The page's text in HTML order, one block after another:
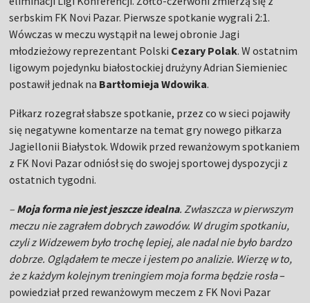
serbskim FK Novi Pazar. Pierwsze spotkanie wygrali 2:1.
Wówczas w meczu wystąpił na lewej obronie Jagi
młodzieżowy reprezentant Polski Cezary Polak. W ostatnim
ligowym pojedynku białostockiej drużyny Adrian Siemieniec
postawił jednak na Bartłomieja Wdowika.
Piłkarz rozegrał słabsze spotkanie, przez co w sieci pojawiły
się negatywne komentarze na temat gry nowego piłkarza
Jagiellonii Białystok. Wdowik przed rewanżowym spotkaniem
z FK Novi Pazar odniósł się do swojej sportowej dyspozycji z
ostatnich tygodni.
– Moja forma nie jest jeszcze idealna. Zwłaszcza w pierwszym
meczu nie zagrałem dobrych zawodów. W drugim spotkaniu,
czyli z Widzewem było trochę lepiej, ale nadal nie było bardzo
dobrze. Oglądałem te mecze i jestem po analizie. Wierzę w to,
że z każdym kolejnym treningiem moja forma będzie rosła–
powiedział przed rewanżowym meczem z FK Novi Pazar